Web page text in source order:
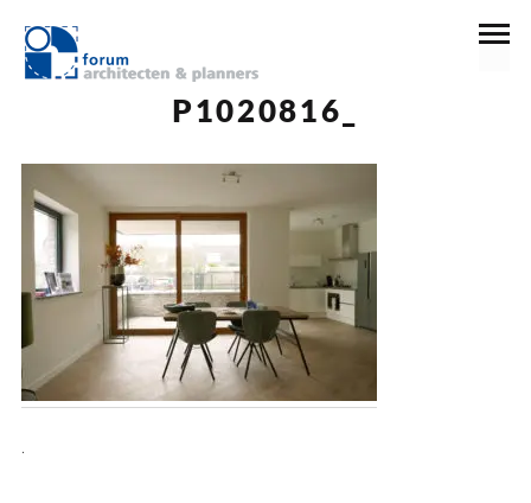
P1020816_
.